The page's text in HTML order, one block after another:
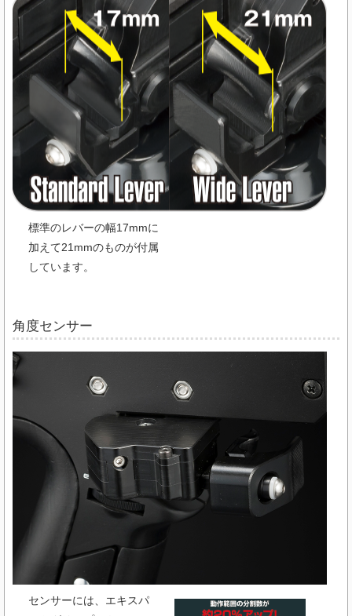
標準のレバーの幅17mmに
加えて21mmのものが付属
しています。
角度センサー
センサーには、エキスパ